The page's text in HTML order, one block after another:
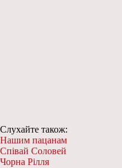
Слухайте також:
Нашим пацанам
Співай Соловей
Чорна Рілля